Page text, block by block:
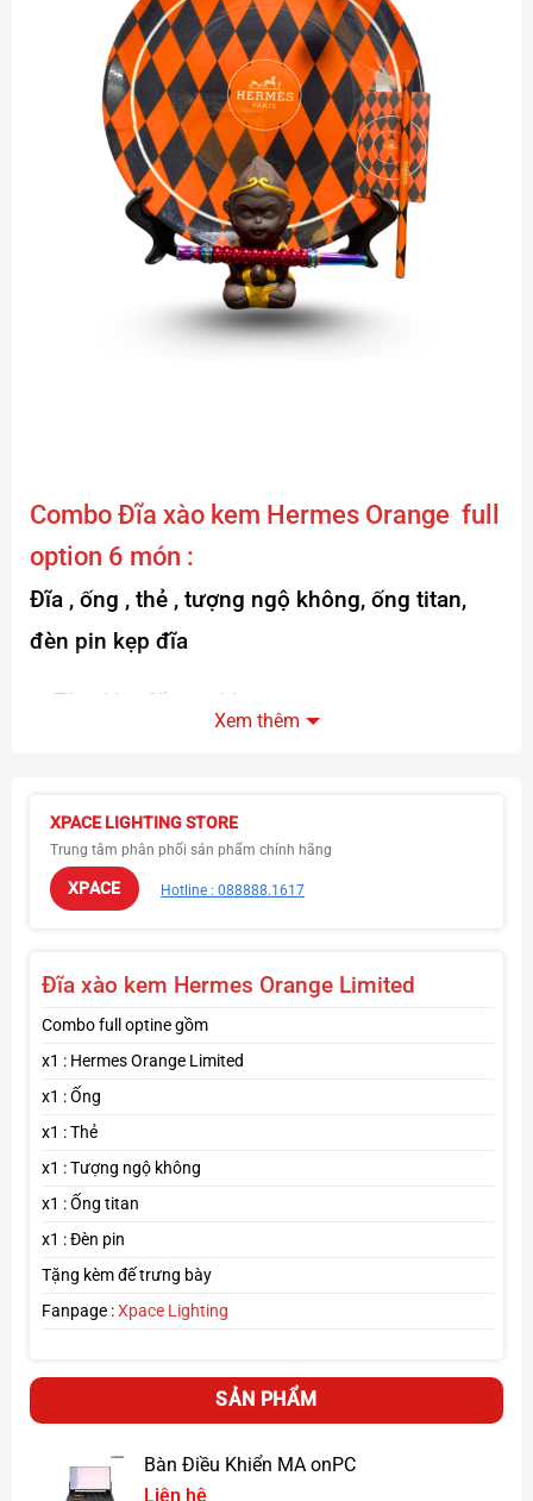
ComboĐĩa xào kem Hermes Orange full
option 6 món :
Đĩa , ống , thẻ , tượng ngộ không, ống titan,
đèn pin kẹp đĩa
Tặng kèm đế trưng bày
Lòng đĩa phẳng, trơn , dễ rửa
Được kiểm tra trước khi thanh toán
Đúng hàng , đúng mẫu mã, đúng sản phẩm
Lưu ý : Đĩa có 2 size
Size nhỏ : 21 x 21cm
Size to : 26 x 26cm
———————————-
Xem thêm các mẫu đĩa, phụ kiện khác
Fanpage :Xpace Lighting
#diaxaokem #diaxaoke #noinaucom #diaphihanhgia
Xem thêm
XPACE LIGHTING STORE
Trung tâm phân phối sản phẩm chính hãng
XPACE Hotline : 088888.1617
Đĩa xào kem Hermes OrangeLimited
Combo full optine gồm
x1 : Hermes Orange Limited
x1 : Ống
x1 : Thẻ
x1 : Tượng ngộ không
x1 : Ống titan
x1 : Đèn pin
Tặng kèm đế trưng bày
Fanpage :Xpace Lighting
SẢN PHẨM
Bàn Điều Khiển MA onPC
Liên hệ